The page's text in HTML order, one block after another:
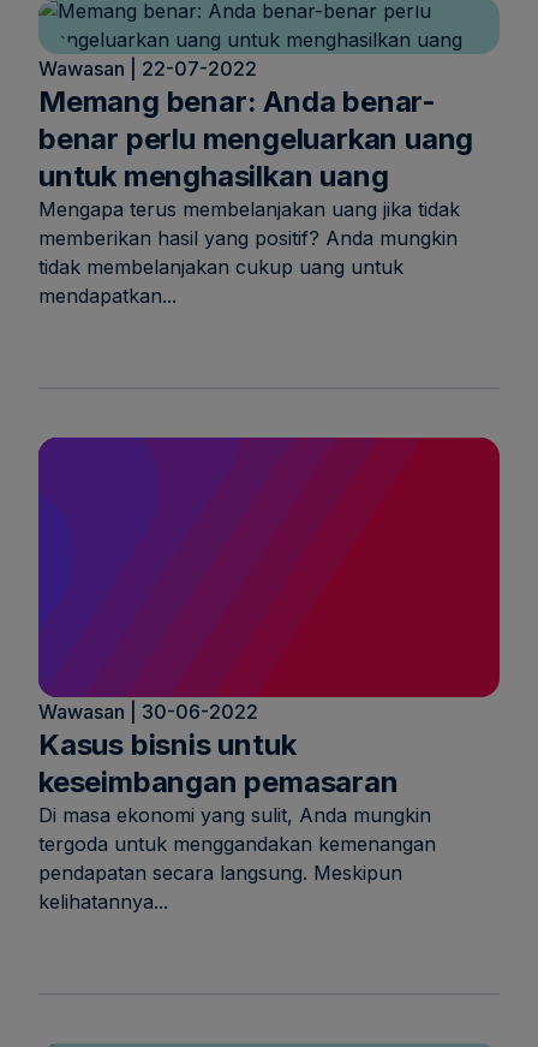
Wawasan | 22-07-2022
Memang benar: Anda benar-
benar perlu mengeluarkan uang
untuk menghasilkan uang
Mengapa terus membelanjakan uang jika tidak
memberikan hasil yang positif? Anda mungkin
tidak membelanjakan cukup uang untuk
mendapatkan...
Wawasan | 30-06-2022
Kasus bisnis untuk
keseimbangan pemasaran
Di masa ekonomi yang sulit, Anda mungkin
tergoda untuk menggandakan kemenangan
pendapatan secara langsung. Meskipun
kelihatannya...